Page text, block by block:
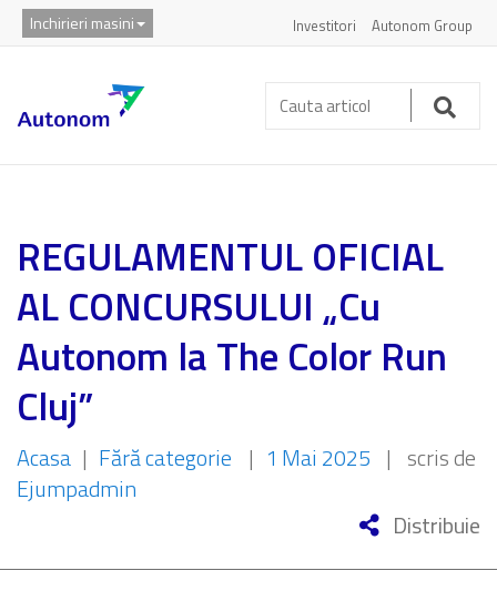
Inchirieri masini Investitori Autonom Group
Cauta
articol:
REGULAMENTUL OFICIAL
AL CONCURSULUI „Cu
Autonom la The Color Run
Cluj”
Acasa | Fără categorie | 1 Mai 2025 | scris de
Ejumpadmin
Distribuie